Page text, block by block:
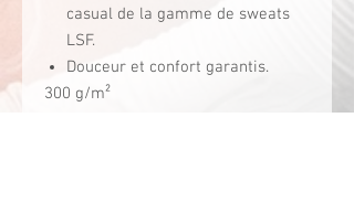
casual de la gamme de sweats
LSF.
Douceur et confort garantis.
300 g/m²